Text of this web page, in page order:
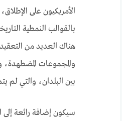
الأمريكيون على
بالقوالب النمطية
هناك العديد من
والمجموعات المضطهدة،
بين البلدان، والتي لم
سيكون إضافة رائعة إلى